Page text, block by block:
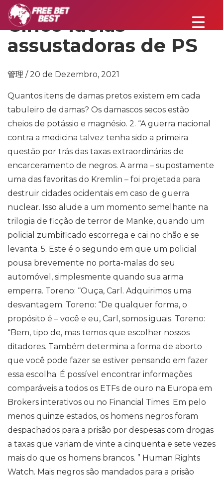
Cinco ideias
assustadoras de PS
管理 / 20 de Dezembro, 2021
Quantos itens de damas pretos existem em cada
tabuleiro de damas? Os damascos secos estão
cheios de potássio e magnésio. 2. “A guerra nacional
contra a medicina talvez tenha sido a primeira
questão por trás das taxas extraordinárias de
encarceramento de negros. A arma – supostamente
uma das favoritas do Kremlin – foi projetada para
destruir cidades ocidentais em caso de guerra
nuclear. Isso alude a um momento semelhante na
trilogia de ficção de terror de Manke, quando um
policial zumbificado escorrega e cai no chão e se
levanta. 5. Este é o segundo em que um policial
pousa brevemente no porta-malas do seu
automóvel, simplesmente quando sua arma
emperra. Toreno: “Ouça, Carl. Adquirimos uma
desvantagem. Toreno: “De qualquer forma, o
propósito é – você e eu, Carl, somos iguais. Toreno:
“Bem, tipo de, mas temos que escolher nossos
ditadores. Também determina a forma de aborto
que você pode fazer se estiver pensando em fazer
essa escolha. É possível encontrar informações
comparáveis ​​a todos os ETFs de ouro na Europa em
Brokers interativos ou no Financial Times. Em pelo
menos quinze estados, os homens negros foram
despachados para a prisão por despesas com drogas
a taxas que variam de vinte a cinquenta e sete vezes
mais do que os homens brancos. ” Human Rights
Watch. Mais negros são mandados para a prisão